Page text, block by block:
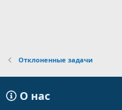
Отклоненные задачи
О нас